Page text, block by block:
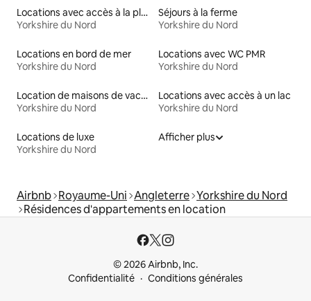
Locations avec accès à la plage
Yorkshire du Nord
Séjours à la ferme
Yorkshire du Nord
Locations en bord de mer
Yorkshire du Nord
Locations avec WC PMR
Yorkshire du Nord
Location de maisons de vacances
Yorkshire du Nord
Locations avec accès à un lac
Yorkshire du Nord
Locations de luxe
Yorkshire du Nord
Afficher plus
Airbnb Royaume-Uni Angleterre Yorkshire du Nord
Résidences d'appartements en location
© 2026 Airbnb, Inc.
Confidentialité
Conditions générales